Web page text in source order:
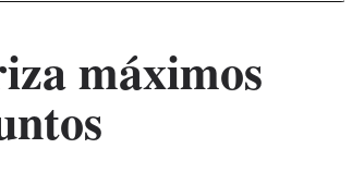
máximos